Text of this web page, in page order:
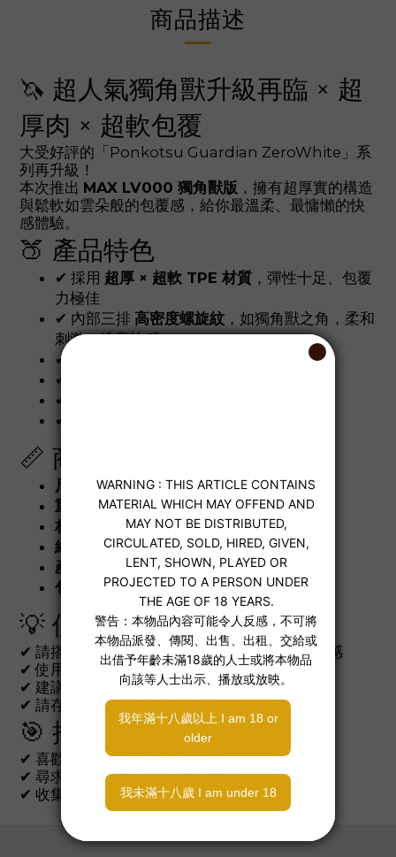
商品描述
🦄 超人氣獨角獸升級再臨 × 超
厚肉 × 超軟包覆
大受好評的「Ponkotsu Guardian ZeroWhite」系
列再升級！
本次推出 MAX LV000 獨角獸版 ，擁有超厚實的構造
與鬆軟如雲朵般的包覆感，給你最溫柔、最慵懶的快
感體驗。
🍑 產品特色
✔ 採用 超厚 × 超軟 TPE 材質 ，彈性十足、包覆
力極佳
✔ 內部三排 高密度螺旋紋 ，如獨角獸之角，柔和
刺激、撓癢快感
✔
，壓力集中、吸啜感明顯
✔
✔ 適合喜愛慢玩、長時間享受的你
✔
📏 商品規格
尺寸：全長約 160mm
重量：約 610g
材質：
超軟 TPE
結構：
非貫通式
產地：
日本製
包裝：
紙盒包裝 + 潤滑液一包
💡 使用建議
✔ 請搭配 水性潤滑液使用，保護材質與提升體感
✔ 使用後請以溫水與玩具清潔劑清潔並風乾
✔ 建議使用
名器保養粉去除黏感、延長壽命
✔ 請存放於陰涼乾燥處，避免日曬
🎯 推薦對象
✔ 喜歡 厚肉包覆 × 柔刺激的用戶
✔ 尋求
長時間慢玩 × 沉浸式體驗
✔ 收集
Kiteru 系列 × 日本製名器不可錯過